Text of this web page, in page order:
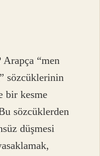
Arapça “men
sözcüklerden
düşmesi